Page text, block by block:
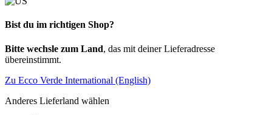
Bist du im richtigen Shop?
Bitte wechsle zum Land, das mit deiner Lieferadresse
übereinstimmt.
Zu Ecco Verde International (English)
Anderes Lieferland wählen